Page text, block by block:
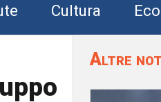
Cultura
Altre